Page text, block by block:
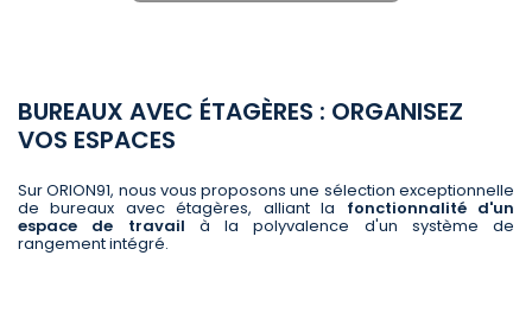
BUREAUX AVEC ÉTAGÈRES : ORGANISEZ
VOS ESPACES
Sur ORION91, nous vous proposons une sélection exceptionnelle
de bureaux avec étagères, alliant la fonctionnalité d'un
espace de travail à la polyvalence d'un système de
rangement intégré.